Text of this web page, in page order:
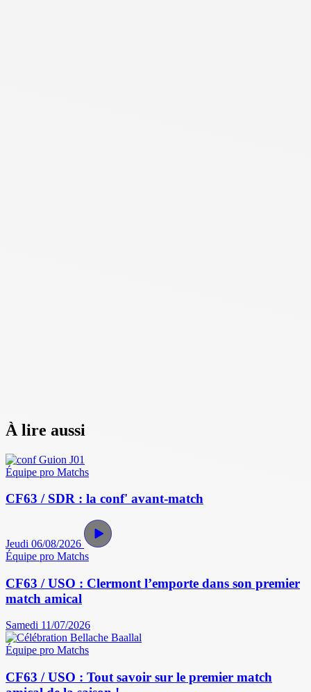
À lire aussi
Équipe pro Matchs
CF63 / SDR : la conf' avant-match
Jeudi 06/08/2026
Équipe pro Matchs
CF63 / USO : Clermont l’emporte dans son premier
match amical
Samedi 11/07/2026
Équipe pro Matchs
CF63 / USO : Tout savoir sur le premier match